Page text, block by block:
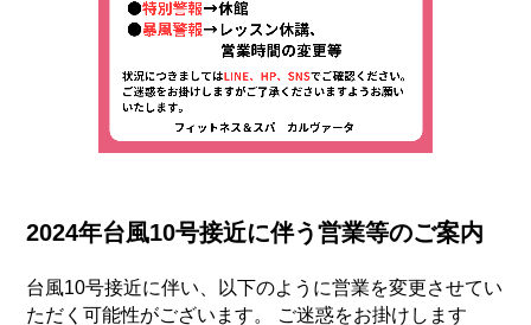
2024年台風10号接近に伴う営業等のご案内
台風10号接近に伴い、以下のように営業を変更させてい
ただく可能性がございます。 ご迷惑をお掛けします